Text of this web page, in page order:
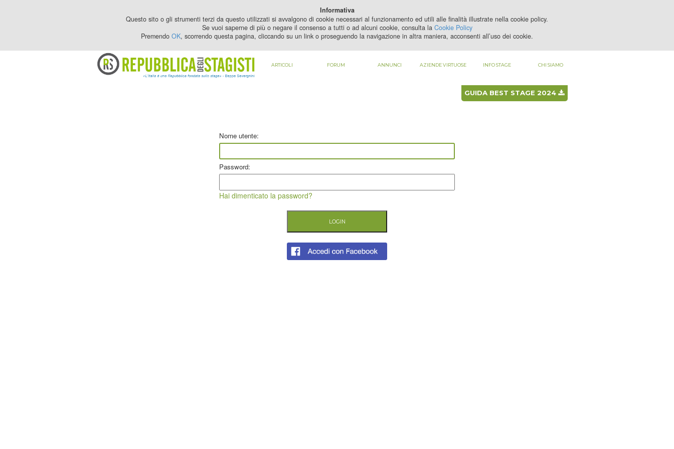
REGISTRATI
LOGIN
PER VEDERE QUESTO CONTENUTO DEVI
GUIDA BEST STAGE 2024
ARTICOLI FORUM ANNUNCI AZIENDE VIRTUOSE INFO STAGE CHI SIAMO
Nome utente:
Password:
Hai dimenticato la password?
Informativa
Questo sito o gli strumenti terzi da questo utilizzati si avvalgono di cookie necessari al funzionamento ed utili alle finalità illustrate nella cookie policy.
Se vuoi saperne di più o negare il consenso a tutti o ad alcuni cookie, consulta la Cookie Policy
Premendo OK, scorrendo questa pagina, cliccando su un link o proseguendo la navigazione in altra maniera, acconsenti all’uso dei cookie.